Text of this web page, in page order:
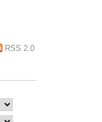
RSS 2.0